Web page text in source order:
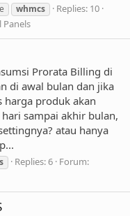
whmcs
Replies: 10
Prorata Billing di
di awal bulan dan jika
produk akan
sampai akhir bulan,
atau hanya
Replies: 6 Forum: